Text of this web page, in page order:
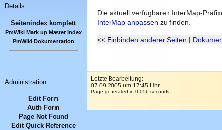
Details
Seitenindex komplett
PmWiki Mark up Master Index
PmWiki Dokumentation
Administration
Edit Form
Auth Form
Page Not Found
Edit Quick Reference
Die aktuell verfügbaren InterMap-
InterMap anpassen zu finden.
<< Einbinden anderer Seiten |
Letzte Bearbeitung:
07.09.2005 um 17:45 Uhr
Page generated in 0.056 seconds.